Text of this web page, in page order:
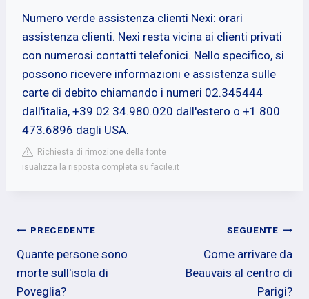
Numero verde assistenza clienti Nexi: orari
assistenza clienti. Nexi resta vicina ai clienti privati
con numerosi contatti telefonici. Nello specifico, si
possono ricevere informazioni e assistenza sulle
carte di debito chiamando i numeri 02.345444
dall'italia, +39 02 34.980.020 dall'estero o +1 800
473.6896 dagli USA.
Richiesta di rimozione della fonte
isualizza la risposta completa su facile.it
Navigazione
articoli
PRECEDENTE
Quante persone sono
morte sull'isola di
Poveglia?
SEGUENTE
Come arrivare da
Beauvais al centro di
Parigi?